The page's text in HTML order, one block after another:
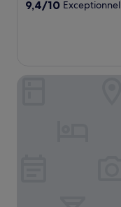
9.4
9,4/10 Exceptionnel